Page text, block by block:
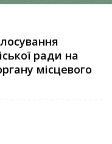
ради на
місцевого